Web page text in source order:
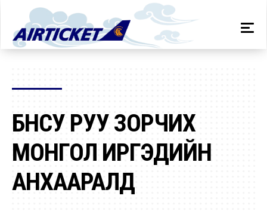
БНСУ РУУ ЗОРЧИХ
МОНГОЛ ИРГЭДИЙН
АНХААРАЛД